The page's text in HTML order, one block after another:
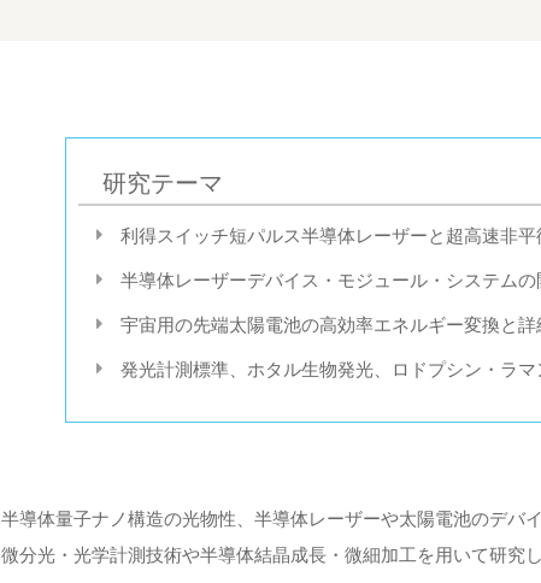
研究テーマ
利得スイッチ短パルス半導体レーザーと超高速非
半導体レーザーデバイス・モジュール・システムの
宇宙用の先端太陽電池の高効率エネルギー変換と
発光計測標準、ホタル生物発光、ロドプシン・ラマ
半導体量子ナノ構造の光物性、半導体レーザーや太陽電池のデバ
微分光・光学計測技術や半導体結晶成長・微細加工を用いて研究し